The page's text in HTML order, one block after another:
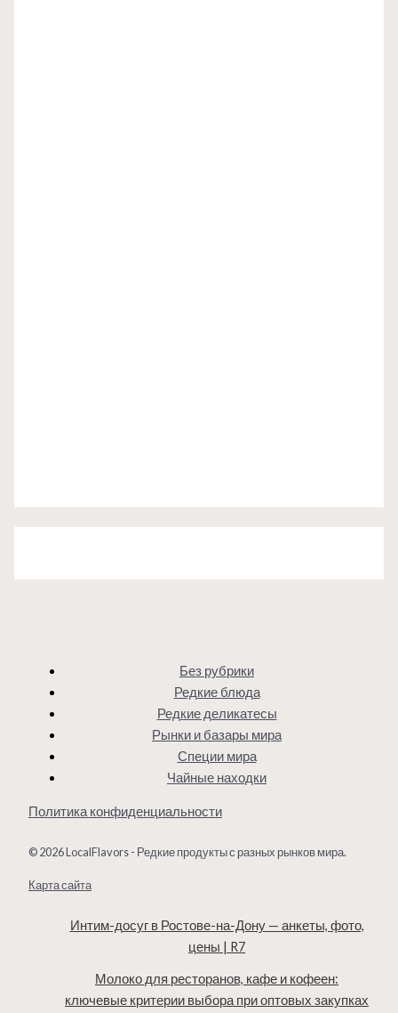
Без рубрики
Редкие блюда
Редкие деликатесы
Рынки и базары мира
Специи мира
Чайные находки
Политика конфиденциальности
© 2026 LocalFlavors - Редкие продукты с разных рынков мира.
Карта сайта
Интим-досуг в Ростове-на-Дону — анкеты, фото,
цены | R7
Молоко для ресторанов, кафе и кофеен:
ключевые критерии выбора при оптовых закупках